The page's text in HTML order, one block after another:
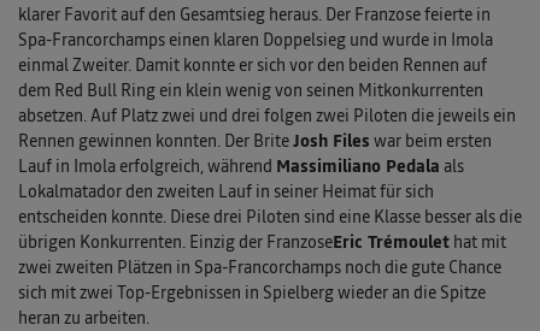
klarer Favorit auf den Gesamtsieg heraus. Der Franzose feierte in
Spa-Francorchamps einen klaren Doppelsieg und wurde in Imola
einmal Zweiter. Damit konnte er sich vor den beiden Rennen auf
dem Red Bull Ring ein klein wenig von seinen Mitkonkurrenten
absetzen. Auf Platz zwei und drei folgen zwei Piloten die jeweils ein
Rennen gewinnen konnten. Der BriteJosh Files war beim ersten
Lauf in Imola erfolgreich, während Massimiliano Pedala als
Lokalmatador den zweiten Lauf in seiner Heimat für sich
entscheiden konnte. Diese drei Piloten sind eine Klasse besser als die
übrigen Konkurrenten. Einzig der FranzoseEric Trémoulet hat mit
zwei zweiten Plätzen in Spa-Francorchamps noch die gute Chance
sich mit zwei Top-Ergebnissen in Spielberg wieder an die Spitze
heran zu arbeiten.